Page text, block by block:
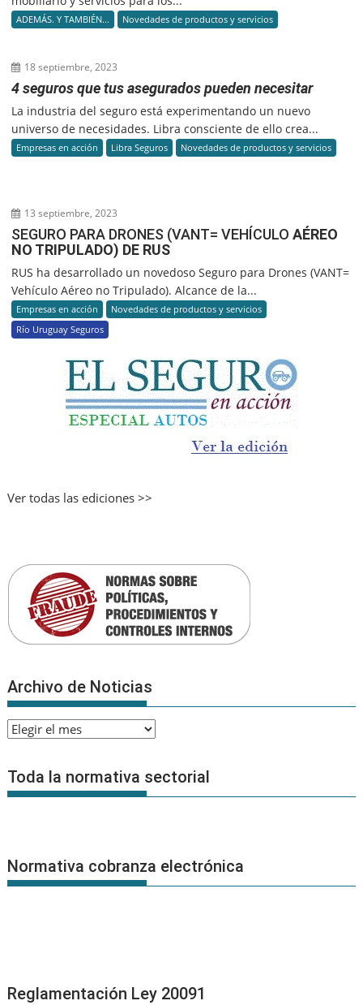
ADEMÁS. Y TAMBIÉN... Novedades de productos y servicios
18 septiembre, 2023
4 seguros que tus asegurados pueden necesitar
La industria del seguro está experimentando un nuevo
universo de necesidades. Libra consciente de ello crea...
Empresas en acción Libra Seguros Novedades de productos y servicios
13 septiembre, 2023
SEGURO PARA DRONES (VANT= VEHÍCULOAÉREO
NO TRIPULADO) DE RUS
RUS ha desarrollado un novedoso Seguro para Drones (VANT=
Vehículo Aéreo no Tripulado). Alcance de la...
Empresas en acción
Novedades de productos y servicios
Río Uruguay Seguros
Ver todas las ediciones >>
Archivo de Noticias
Archivo
Noticias
Toda la normativa sectorial
Normativa cobranza electrónica
Reglamentación Ley 20091